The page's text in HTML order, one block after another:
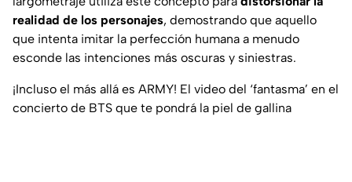
realidad de los personajes, demostrando que aquello
que intenta imitar la perfección humana a menudo
esconde las intenciones más oscuras y siniestras.
¡Incluso el más allá es ARMY! El video del ‘fantasma’ en el
concierto de BTS que te pondrá la piel de gallina